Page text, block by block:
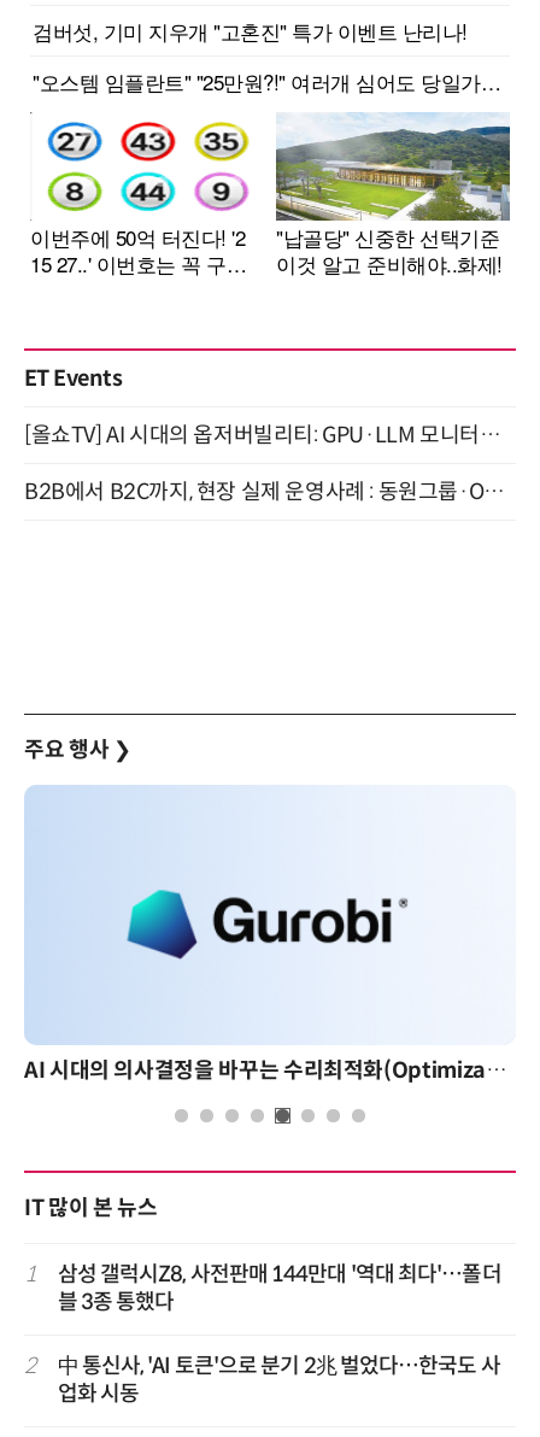
ET Events
[올쇼TV] AI 시대의 옵저버빌리티: GPU·LLM 모니터링부터 AI 기반 장애 대응까지 (8/11 생방송)
B2B에서 B2C까지, 현장 실제 운영사례 : 동원그룹·OCI·다이닝브랜즈그룹·당근 (8/27)
주요 행사 ❯
AI 시대의 의사결정을 바꾸는 수리최적화(Optimization): 실제 산업 적용 사례와 활용 전략
IT 많이 본 뉴스
1
삼성 갤럭시Z8, 사전판매 144만대 '역대 최다'…폴더
블 3종 통했다
2
中 통신사, 'AI 토큰'으로 분기 2兆 벌었다…한국도 사
업화 시동